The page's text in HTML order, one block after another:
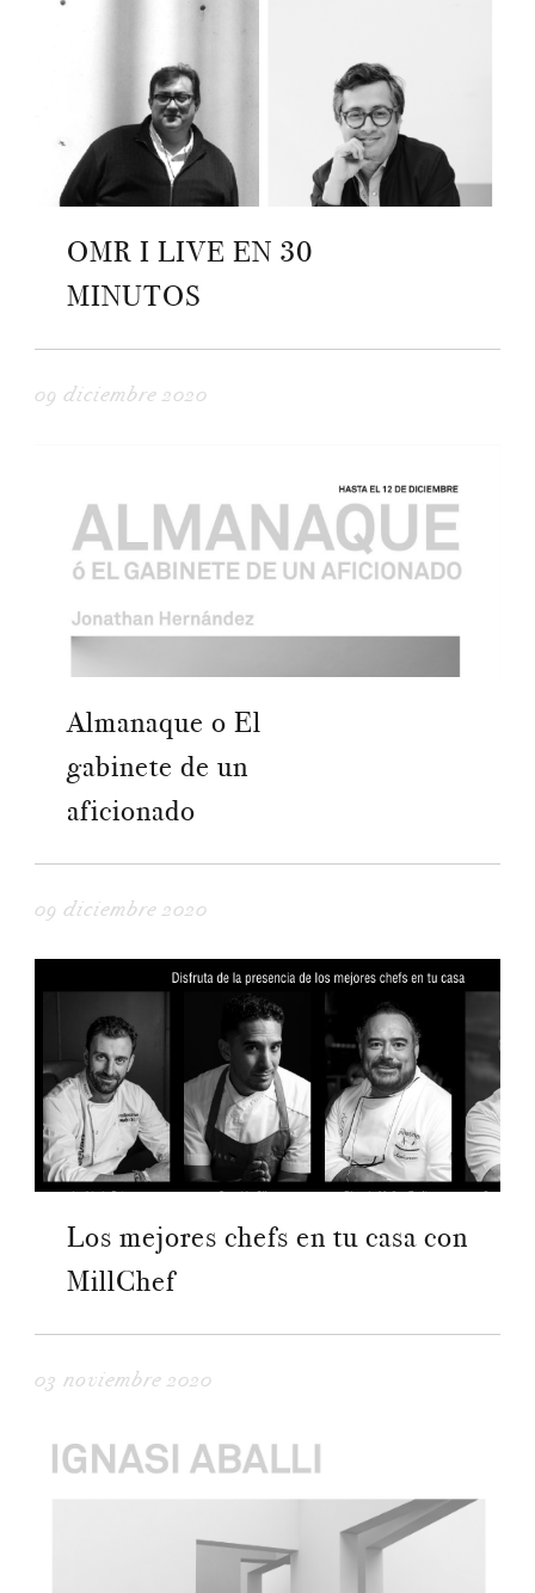
OMR I LIVE EN 30
MINUTOS
09 diciembre 2020
Almanaque o El
gabinete de un
aficionado
09 diciembre 2020
Los mejores chefs en tu casa con
MillChef
03 noviembre 2020